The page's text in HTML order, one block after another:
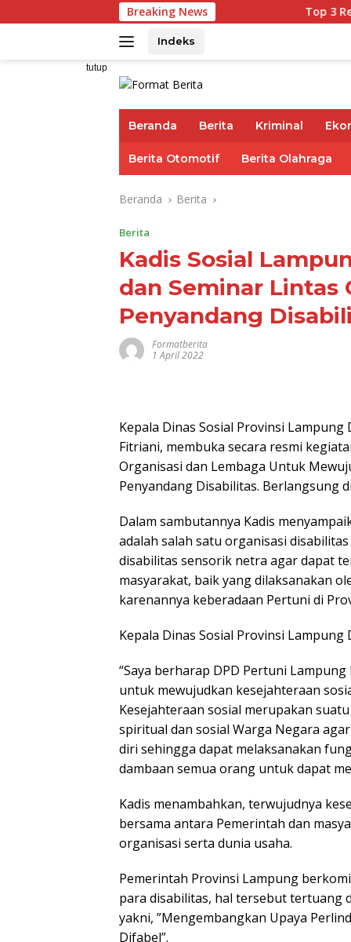
ke
Breaking News Top 3 Reksadana
Indeks
tutup
Beranda Berita Kriminal
Berita Otomotif Berita Olahraga
Beranda Berita
Berita
Kadis Sosial
dan Seminar Lintas
Penyandang
Formatberita
1 April 2022
Kepala Dinas Sosial Provinsi Lampung
Fitriani, membuka secara resmi
Organisasi dan Lembaga Untuk
Penyandang Disabilitas. Berlangsung
Dalam sambutannya Kadis
adalah salah satu organisasi
disabilitas sensorik netra agar dapat
masyarakat, baik yang dilaksanakan
karenannya keberadaan Pertuni di
Kepala Dinas Sosial Provinsi Lampung
“Saya berharap DPD Pertuni
untuk mewujudkan kesejahteraan
Kesejahteraan sosial merupakan
spiritual dan sosial Warga Negara
diri sehingga dapat melaksanakan
dambaan semua orang untuk dapat
Kadis menambahkan, terwujudnya
bersama antara Pemerintah dan
organisasi serta dunia usaha.
Pemerintah Provinsi Lampung
para disabilitas, hal tersebut tertuang
yakni, ”Mengembangkan Upaya
Difabel”.